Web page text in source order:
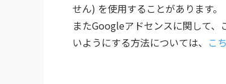
せん) を使用することがあります。
またGoogleアドセンスに関して
いようにする方法については、 こ